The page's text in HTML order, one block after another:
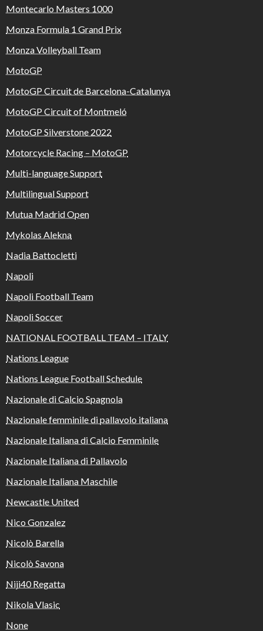
Montecarlo Masters 1000
Monza Formula 1 Grand Prix
Monza Volleyball Team
MotoGP
MotoGP Circuit de Barcelona-Catalunya
MotoGP Circuit of Montmeló
MotoGP Silverstone 2022
Motorcycle Racing – MotoGP
Multi-language Support
Multilingual Support
Mutua Madrid Open
Mykolas Alekna
Nadia Battocletti
Napoli
Napoli Football Team
Napoli Soccer
NATIONAL FOOTBALL TEAM – ITALY
Nations League
Nations League Football Schedule
Nazionale di Calcio Spagnola
Nazionale femminile di pallavolo italiana
Nazionale Italiana di Calcio Femminile
Nazionale Italiana di Pallavolo
Nazionale Italiana Maschile
Newcastle United
Nico Gonzalez
Nicolò Barella
Nicolò Savona
Niji40 Regatta
Nikola Vlasic
None